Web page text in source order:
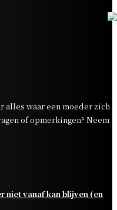
alles waar een moeder zich
of opmerkingen? Neem
niet vanaf kan blijven (en